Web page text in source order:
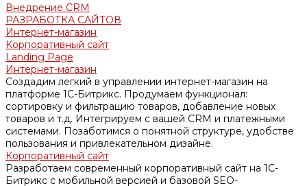
Внедрение CRM
РАЗРАБОТКА САЙТОВ
Интернет-магазин
Корпоративный сайт
Landing Page
Интернет-магазин
Создадим легкий в управлении интернет-магазин на
платформе 1С-Битрикс. Продумаем функционал:
сортировку и фильтрацию товаров, добавление новых
товаров и т.д. Интегрируем с вашей CRM и платежными
системами. Позаботимся о понятной структуре, удобстве
пользования и привлекательном дизайне.
Корпоративный сайт
Разработаем современный корпоративный сайт на 1С-
Битрикс с мобильной версией и базовой SEO-